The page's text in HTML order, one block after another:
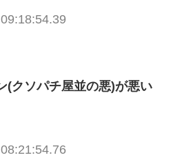
クソパチ屋並の悪)が悪い